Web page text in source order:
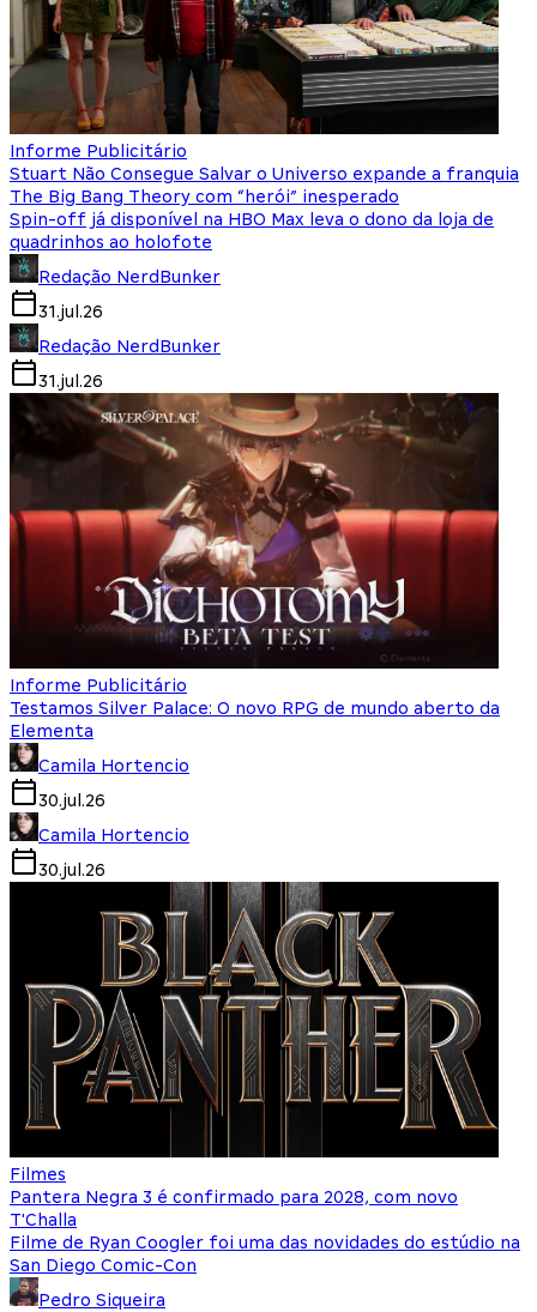
Informe Publicitário
Stuart Não Consegue Salvar o Universo expande a franquia
The Big Bang Theory com “herói” inesperado
Spin-off já disponível na HBO Max leva o dono da loja de
quadrinhos ao holofote
Redação NerdBunker
31.jul.26
Redação NerdBunker
31.jul.26
Informe Publicitário
Testamos Silver Palace: O novo RPG de mundo aberto da
Elementa
Camila Hortencio
30.jul.26
Camila Hortencio
30.jul.26
Filmes
Pantera Negra 3 é confirmado para 2028, com novo
T'Challa
Filme de Ryan Coogler foi uma das novidades do estúdio na
San Diego Comic-Con
Pedro Siqueira